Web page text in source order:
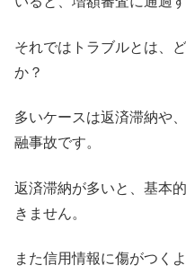
それではトラブルとは、
か？
多いケースは返済滞納や
融事故です。
返済滞納が多いと、基本
きません。
また信用情報に傷がつく